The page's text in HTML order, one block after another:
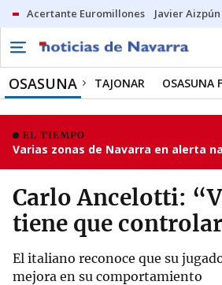
Acertante Euromillones Javier Aizpún
OSASUNA TAJONAR OSASUNA
EL TIEMPO
Varias zonas de Navarra en alerta
Carlo Ancelotti:
tiene que
El italiano reconoce que su
mejora en su comportamiento